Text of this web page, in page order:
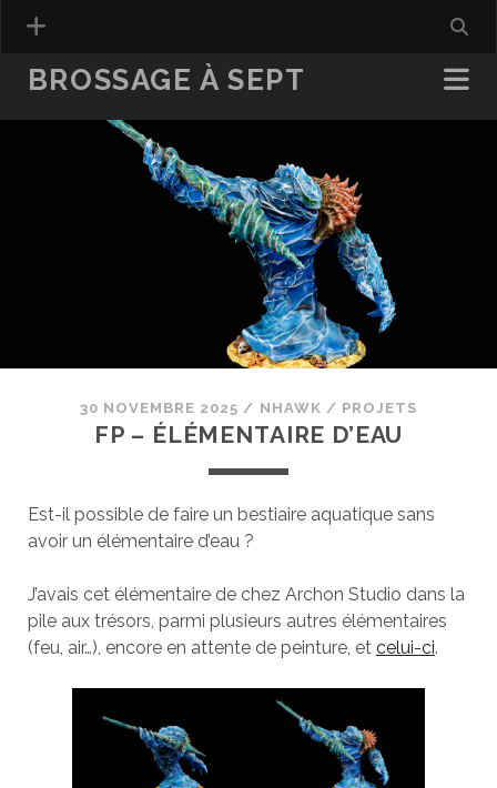
BROSSAGE À SEPT
30 NOVEMBRE 2025 / NHAWK / PROJETS
FP – ÉLÉMENTAIRE D’EAU
Est-il possible de faire un bestiaire aquatique sans
avoir un élémentaire d’eau ?
J’avais cet élémentaire de chez Archon Studio dans la
pile aux trésors, parmi plusieurs autres élémentaires
(feu, air…), encore en attente de peinture, et celui-ci.